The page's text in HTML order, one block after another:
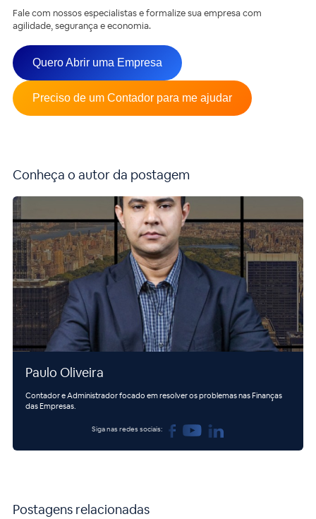
Fale com nossos especialistas e formalize sua empresa com
agilidade, segurança e economia.
Quero Abrir uma Empresa
Preciso de um Contador para me ajudar
Conheça o autor da postagem
Paulo Oliveira
Contador e Administrador focado em resolver os problemas nas Finanças
das Empresas.
Siga nas redes sociais:
Postagens relacionadas